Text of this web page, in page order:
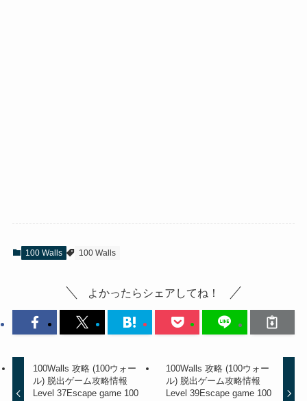
100 Walls 100 Walls
よかったらシェアしてね！
100Walls 攻略 (100ウォー
ル) 脱出ゲーム攻略情報
Level 37Escape game 100
100Walls 攻略 (100ウォー
ル) 脱出ゲーム攻略情報
Level 39Escape game 100